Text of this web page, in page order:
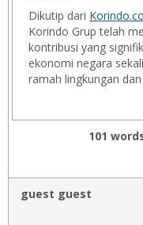
Dikutip dari
Korindo Grup telah
kontribusi yang
ekonomi negara
ramah lingkungan
101
guest guest